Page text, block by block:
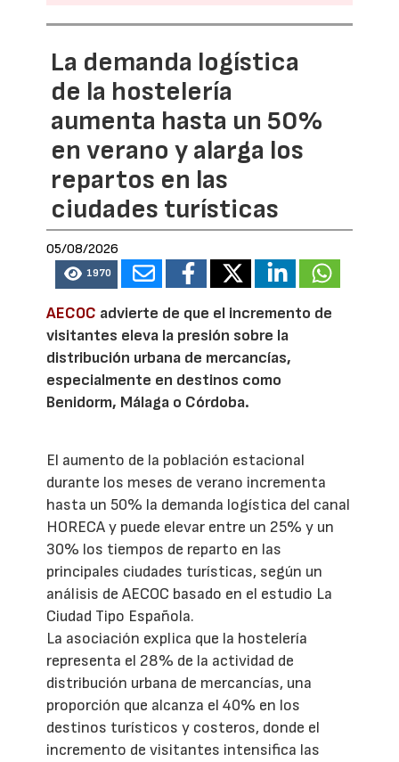
La demanda logística
de la hostelería
aumenta hasta un 50%
en verano y alarga los
repartos en las
ciudades turísticas
05/08/2026
1970
AECOC advierte de que el incremento de
visitantes eleva la presión sobre la
distribución urbana de mercancías,
especialmente en destinos como
Benidorm, Málaga o Córdoba.
El aumento de la población estacional
durante los meses de verano incrementa
hasta un 50% la demanda logística del canal
HORECA y puede elevar entre un 25% y un
30% los tiempos de reparto en las
principales ciudades turísticas, según un
análisis de AECOC basado en el estudio La
Ciudad Tipo Española.
La asociación explica que la hostelería
representa el 28% de la actividad de
distribución urbana de mercancías, una
proporción que alcanza el 40% en los
destinos turísticos y costeros, donde el
incremento de visitantes intensifica las